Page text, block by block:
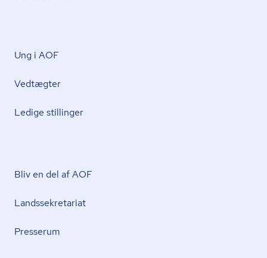
Ung i AOF
Vedtægter
Ledige stillinger
Bliv en del af AOF
Lands­se­kre­ta­ri­at
Presserum